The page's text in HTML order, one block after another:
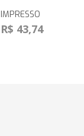
IMPRESSO
R$ 43,74